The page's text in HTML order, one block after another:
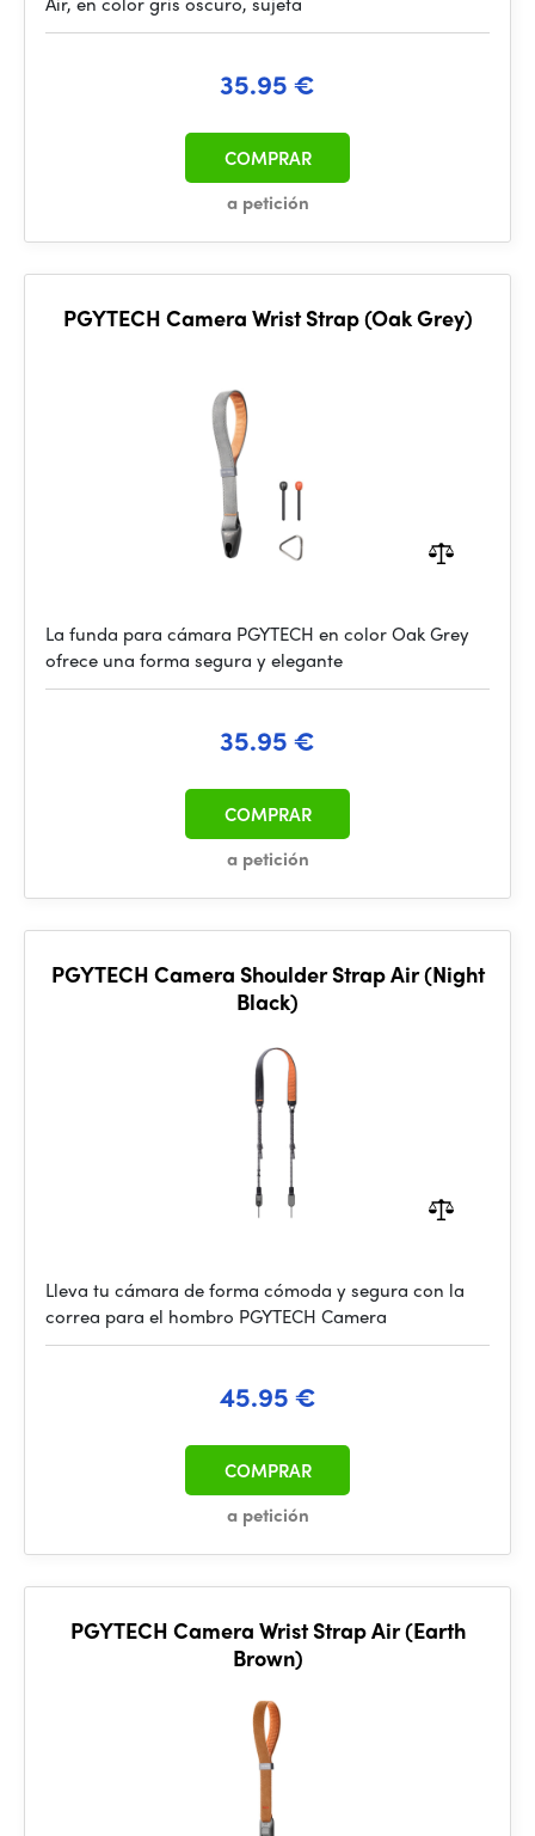
35.95 €
a petición
COMPRAR
PGYTECH Camera Wrist Strap (Oak Grey)
La funda para cámara PGYTECH en color Oak Grey
ofrece una forma segura y elegante
35.95 €
a petición
COMPRAR
PGYTECH Camera Shoulder Strap Air (Night
Black)
Lleva tu cámara de forma cómoda y segura con la
correa para el hombro PGYTECH Camera
45.95 €
a petición
COMPRAR
PGYTECH Camera Wrist Strap Air (Earth
Brown)